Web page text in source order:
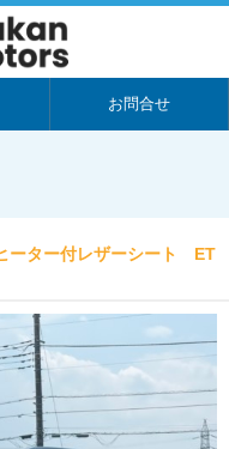
お問合せ
ーター付レザーシート ET